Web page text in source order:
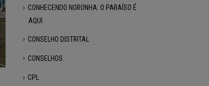
CONHECENDO NORONHA: O PARAÍSO É
AQUI
CONSELHO DISTRITAL
CONSELHOS
CPL